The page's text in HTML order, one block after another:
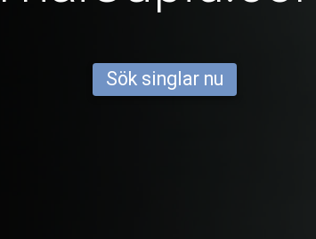
Sök singlar nu